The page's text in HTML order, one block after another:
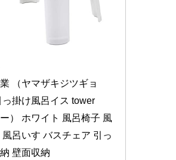
（ヤマザキジツギョ
っ掛け風呂イス tower
ー） ホワイト 風呂椅子 風
風呂いす バスチェア 引っ
壁面収納